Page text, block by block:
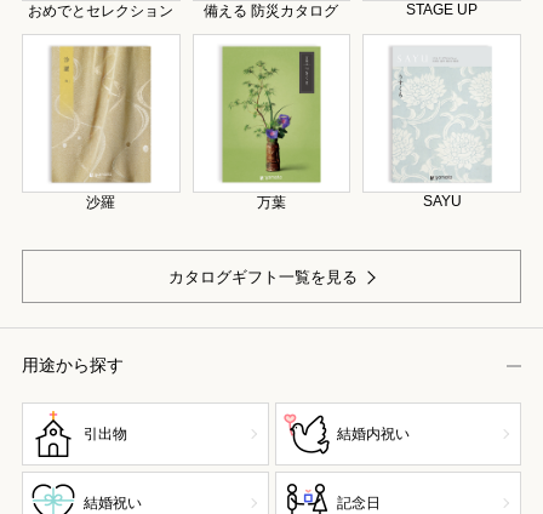
おめでとセレクション 備える 防災カタログ STAGE UP
沙羅 万葉 SAYU
カタログギフト一覧を見る
用途から探す
引出物 結婚内祝い
結婚祝い 記念日